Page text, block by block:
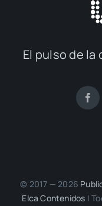
El pul­so de
© 2017 — 2026
Elca Con­te­ni­dos |